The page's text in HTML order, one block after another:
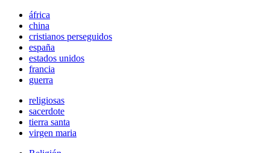
áfrica
china
cristianos perseguidos
españa
estados unidos
francia
guerra
religiosas
sacerdote
tierra santa
virgen maria